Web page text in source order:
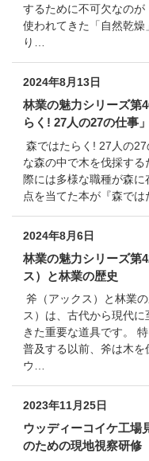
するために不可欠なの
使われてきた「自然乾
り…
2024年8月13日
林業の魅力シリーズ第
らく! 27人の27の仕事」
森ではたらく! 27人の
な森の中で木を伐採す
際には多様な職種が森
点を当てた本が『森で
2024年8月6日
林業の魅力シリーズ第
ス）と林業の歴史
斧（アックス）と林業
ス）は、古代から現代
きた重要な道具です。
普及する以前、斧は木
ウ…
2023年11月25日
ウッディーコイケ工場
のための現地視察研修